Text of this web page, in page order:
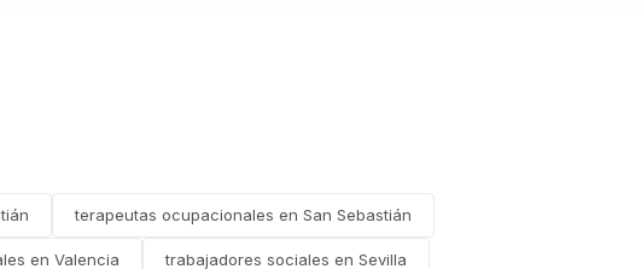
terapeutas ocupacionales en San Sebastián
en Valencia trabajadores sociales en Sevilla